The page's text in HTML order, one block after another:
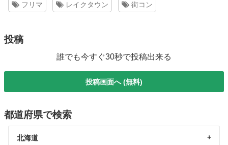
フリマ レイクタウン 街コン
投稿
誰でも今すぐ30秒で投稿出来る
投稿画面へ (無料)
都道府県で検索
北海道